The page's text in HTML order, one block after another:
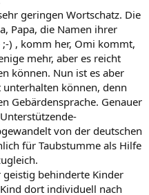
geringen Wortschatz. Die
Papa, die Namen ihrer
;-) , komm her, Omi kommt,
mehr, aber es reicht
können. Nun ist es aber
können, denn
Gebärdensprache. Genauer
von der deutschen
für Taubstumme als Hilfe
geistig behinderte Kinder
dort individuell nach